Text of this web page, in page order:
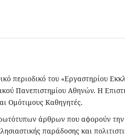
περιοδικό του «Εργαστηρίου
Πανεπιστημίου Αθηνών. Η
Ομότιμους Καθηγητές.
άρθρων που αφορούν
παράδοσης και